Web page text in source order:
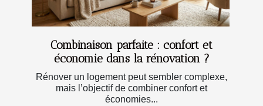
Combinaison parfaite : confort et
économie dans la rénovation ?
Rénover un logement peut sembler complexe,
mais l’objectif de combiner confort et
économies...